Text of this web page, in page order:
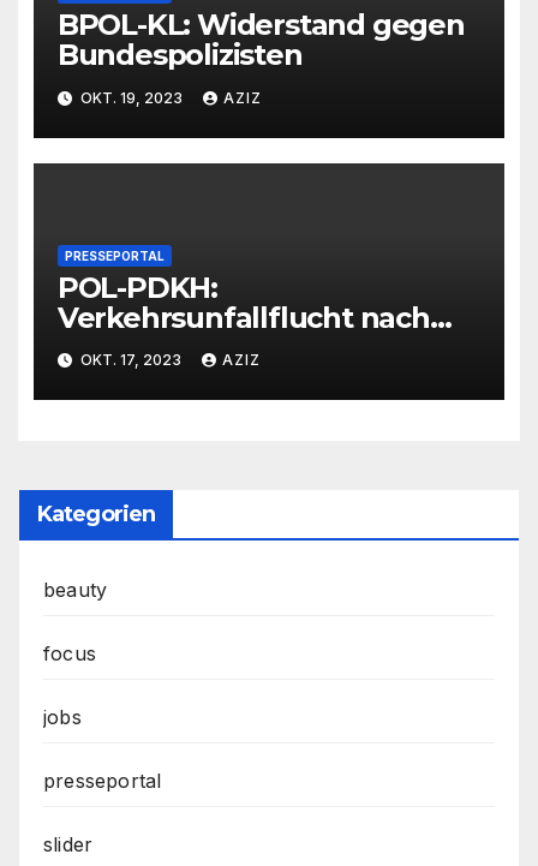
BPOL-KL: Widerstand gegen
Bundespolizisten
OKT. 19, 2023 AZIZ
PRESSEPORTAL
POL-PDKH:
Verkehrsunfallflucht nach
Abbiegevorgang
OKT. 17, 2023 AZIZ
Kategorien
beauty
focus
jobs
presseportal
slider